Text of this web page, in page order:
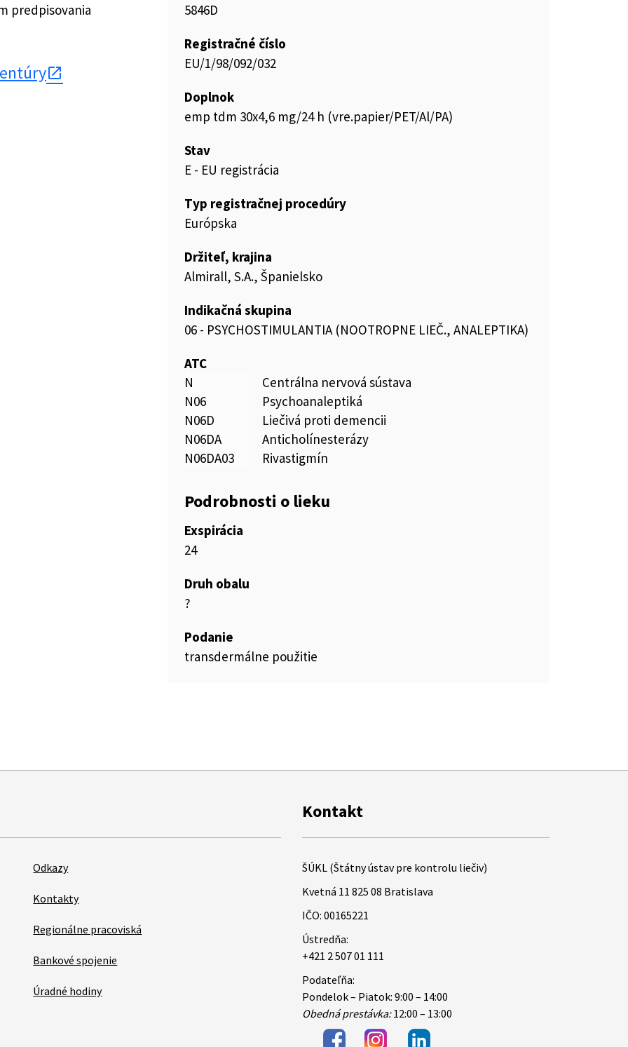
predpisovania
5846D
Registračné číslo
EU/1/98/092/032
Doplnok
emp tdm 30x4,6 mg/24 h (vre.papier/PET/Al/PA)
Stav
E - EU registrácia
Typ registračnej procedúry
Európska
Držiteľ, krajina
Almirall, S.A., Španielsko
Indikačná skupina
06 - PSYCHOSTIMULANTIA (NOOTROPNE LIEČ., ANALEPTIKA)
ATC
N
Centrálna nervová sústava
N06
Psychoanaleptiká
N06D
Liečivá proti demencii
N06DA
Anticholínesterázy
N06DA03
Rivastigmín
Podrobnosti o lieku
Exspirácia
24
Druh obalu
?
Podanie
transdermálne použitie
Odkazy
Kontakty
Regionálne pracoviská
Bankové spojenie
Úradné hodiny
Kontakt
ŠÚKL (Štátny ústav pre kontrolu liečiv)
Kvetná 11 825 08 Bratislava
IČO: 00165221
Ústredňa:
+421 2 507 01 111
Podateľňa:
Pondelok – Piatok: 9:00 – 14:00
Obedná prestávka:12:00 – 13:00